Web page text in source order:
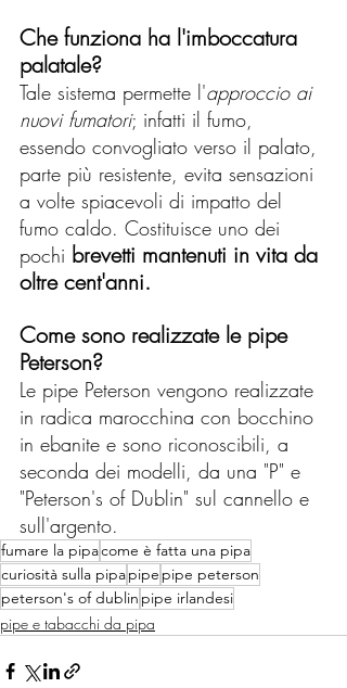
Che funziona ha l'imboccatura
palatale?
Tale sistema permette l'approccio ai
nuovi fumatori; infatti il fumo,
essendo convogliato verso il palato,
parte più resistente, evita sensazioni
a volte spiacevoli di impatto del
fumo caldo. Costituisce uno dei
pochi brevetti mantenuti in vita da
oltre cent'anni.
Come sono realizzate le pipe
Peterson?
Le pipe Peterson vengono realizzate
in radica marocchina con bocchino
in ebanite e sono riconoscibili, a
seconda dei modelli, da una "P" e
"Peterson's of Dublin" sul cannello e
sull'argento.
fumare la pipacome è fatta una pipa
curiosità sulla pipapipe pipe peterson
peterson's of dublin pipe irlandesi
pipe e tabacchi da pipa